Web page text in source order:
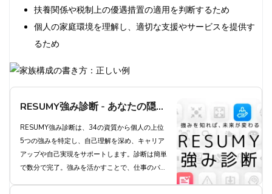
扶養関係や税制上の優遇措置の適用を判断するため
個人の家庭環境を理解し、適切な支援やサービスを提供す
るため
RESUMY強み診断 - あなたの隠れ
た強みを発見し、キャリアアップ
を実現しよう
RESUMY強み診断は、34の資質から個人の上位
5つの強みを特定し、自己理解を深め、キャリア
アップや自己実現をサポートします。診断は簡単
で数分で完了。強みを活かすことで、仕事のパフ